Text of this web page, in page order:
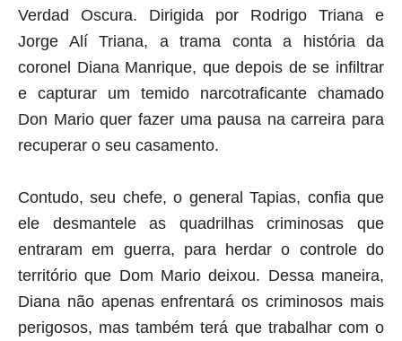
Verdad Oscura. Dirigida por Rodrigo Triana e
Jorge Alí Triana, a trama conta a história da
coronel Diana Manrique, que depois de se infiltrar
e capturar um temido narcotraficante chamado
Don Mario quer fazer uma pausa na carreira para
recuperar o seu casamento.
Contudo, seu chefe, o general Tapias, confia que
ele desmantele as quadrilhas criminosas que
entraram em guerra, para herdar o controle do
território que Dom Mario deixou. Dessa maneira,
Diana não apenas enfrentará os criminosos mais
perigosos, mas também terá que trabalhar com o